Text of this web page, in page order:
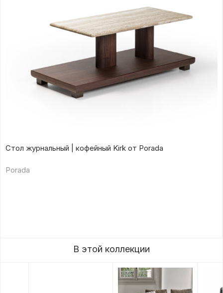
Стол журнальный | кофейный Kirk от Porada
Porada
В этой коллекции